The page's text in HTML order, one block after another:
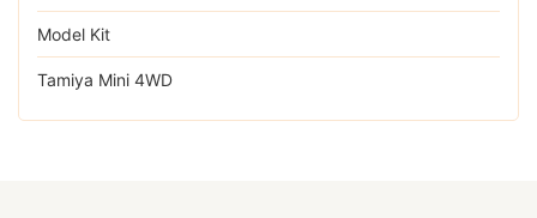
Model Kit
Tamiya Mini 4WD